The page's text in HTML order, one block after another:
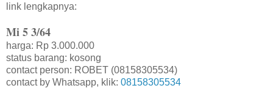
link lengkapnya:
Mi 5 3/64
harga: Rp 3.000.000
status barang: kosong
contact person: ROBET (08158305534)
contact by Whatsapp, klik: 08158305534